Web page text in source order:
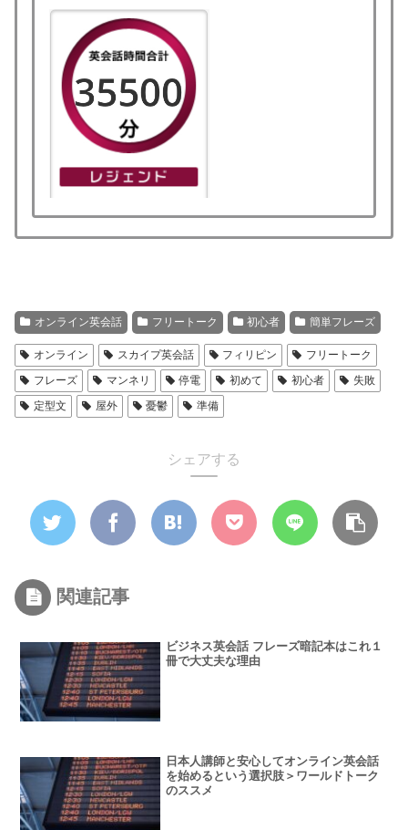
オンライン英会話 フリートーク 初心者 簡単フレーズ
オンライン スカイプ英会話 フィリピン
フリートーク
フレーズ
マンネリ 停電 初めて 初心者
失敗
定型文
屋外 憂鬱 準備
シェアする
関連記事
ビジネス英会話 フレーズ暗記本はこれ１
冊で大丈夫な理由
日本人講師と安心してオンライン英会話
を始めるという選択肢＞ワールドトーク
のススメ